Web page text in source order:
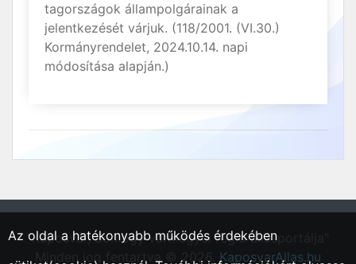
tagországok állampolgárainak a
jelentkezését várjuk. (118/2001. (VI.30.)
Kormányrendelet, 2024.10.14. napi
módosítása alapján.)
"Kaposvár, Somogy vármegyei régió állásportálja"
Minden jog fentartva © 2026. KaposvarAllas.hu
Az oldal a hatékonyabb működés érdekében